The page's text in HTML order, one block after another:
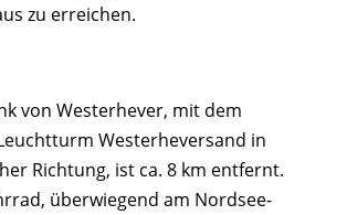
zu erreichen.
von Westerhever, mit dem
Westerheversand in
Richtung, ist ca. 8 km entfernt.
überwiegend am Nordsee-